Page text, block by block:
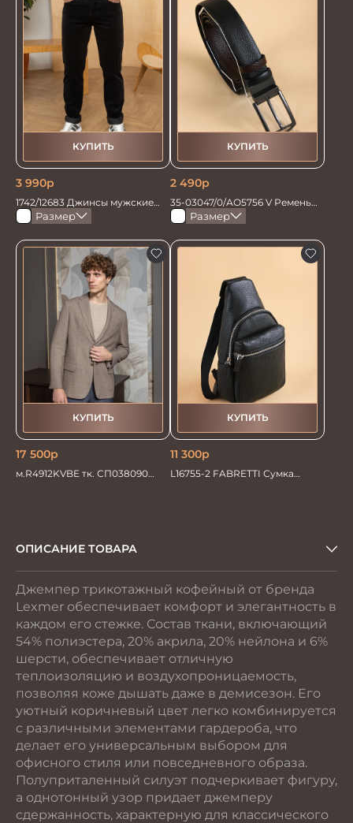
КУПИТЬ
3 990р
1742/12683 Джинсы мужские
черный вельвет
КУПИТЬ
2 490р
35-03047/0/АО5756 V Ремень
мужской 135см. черн/кор
перевертыш
Размер
КУПИТЬ
17 500р
м.R4912KVBE тк. СП038090
Размер
КУПИТЬ
11 300р
L16755-2 FABRETTI Сумка
ОПИСАНИЕ ТОВАРА
Джемпер трикотажный кофейный от бренда
Lexmer обеспечивает комфорт и элегантность в
каждом его стежке. Состав ткани, включающий
54% полиэстера, 20% акрила, 20% нейлона и 6%
шерсти, обеспечивает отличную
теплоизоляцию и воздухопроницаемость,
позволяя коже дышать даже в демисезон. Его
уютный коричневый цвет легко комбинируется
с различными элементами гардероба, что
делает его универсальным выбором для
офисного стиля или повседневного образа.
Полуприталенный силуэт подчеркивает фигуру,
а однотонный узор придает джемперу
сдержанность, характерную для классического